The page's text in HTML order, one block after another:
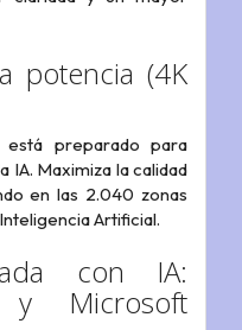
potencia (4K
preparado para
IA. Maximiza la calidad
en las 2.040 zonas
Artificial.
con IA:
y Microsoft